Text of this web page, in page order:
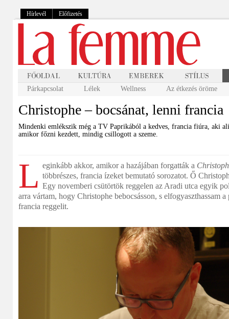
Hírlevél Előfizetés
Párkapcsolat Lélek Wellness Az étkezés öröme
Christophe – bocsánat, lenni francia
Mindenki emlékszik még a TV Paprikából a kedves, francia fiúra, aki
amikor főzni kezdett, mindig csillogott a szeme.
L eginkább akkor, amikor a hazájában forgatták a
többrészes, francia ízeket bemutató sorozatot. Ő
Egy novemberi csütörtök reggelen az Aradi utca egyik
arra vártam, hogy Christophe bebocsásson, s elfogyaszthassam
francia reggelit.